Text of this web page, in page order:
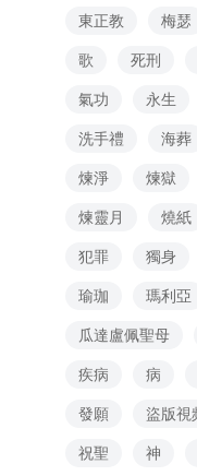
東正教
梅瑟
歌
死刑
氣功
永生
洗手禮
海葬
煉淨
煉獄
煉靈月
燒紙
犯罪
獨身
瑜珈
瑪利亞
瓜達盧佩聖母
疾病
病
發願
盜版視
祝聖
神